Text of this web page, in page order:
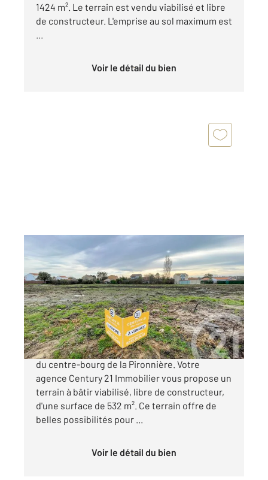
1424 m². Le terrain est vendu viabilisé et libre
de constructeur. L'emprise au sol maximum est
Voir le détail du bien
CHATEAU D OLONNE 85
532 m2
Ref : 1484
Terrain à vendre
274 000 €
Le Château d'Olonne, à proximité immédiate
du centre-bourg de la Pironnière. Votre
agence Century 21 Immobilier vous propose un
terrain à bâtir viabilisé, libre de constructeur,
d'une surface de 532 m². Ce terrain offre de
belles possibilités pour ...
Voir le détail du bien